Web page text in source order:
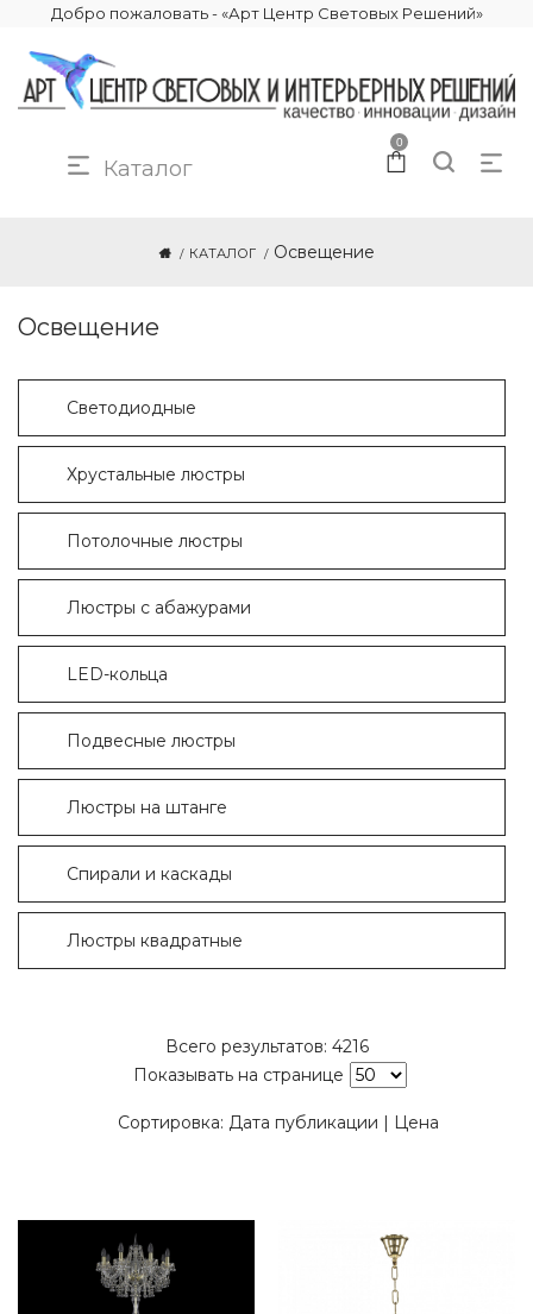
Добро пожаловать - «Арт Центр Световых Решений»
Каталог
0
КАТАЛОГ Освещение
Освещение
Светодиодные
Хрустальные люстры
Потолочные люстры
Люстры с абажурами
LED-кольца
Подвесные люстры
Люстры на штанге
Cпирали и каскады
Люстры квадратные
Всего результатов: 4216
Показывать на странице
Сортировка: Дата публикации | Цена